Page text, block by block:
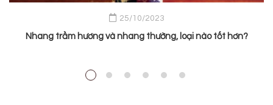
25/10/2023
Nhang trầm hương và nhang thường, loại nào tốt hơn?